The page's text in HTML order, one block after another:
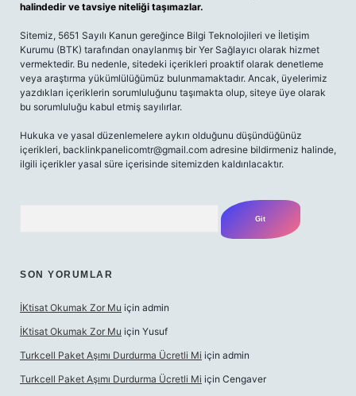
halindedir ve tavsiye niteliği taşımazlar.
Sitemiz, 5651 Sayılı Kanun gereğince Bilgi Teknolojileri ve İletişim
Kurumu (BTK) tarafından onaylanmış bir Yer Sağlayıcı olarak hizmet
vermektedir. Bu nedenle, sitedeki içerikleri proaktif olarak denetleme
veya araştırma yükümlülüğümüz bulunmamaktadır. Ancak, üyelerimiz
yazdıkları içeriklerin sorumluluğunu taşımakta olup, siteye üye olarak
bu sorumluluğu kabul etmiş sayılırlar.
Hukuka ve yasal düzenlemelere aykırı olduğunu düşündüğünüz
içerikleri, backlinkpanelicomtr@gmail.com adresine bildirmeniz halinde,
ilgili içerikler yasal süre içerisinde sitemizden kaldırılacaktır.
SON YORUMLAR
İKtisat Okumak Zor Mu için admin
İKtisat Okumak Zor Mu için Yusuf
Turkcell Paket Aşımı Durdurma Ücretli Mi için admin
Turkcell Paket Aşımı Durdurma Ücretli Mi için Cengaver